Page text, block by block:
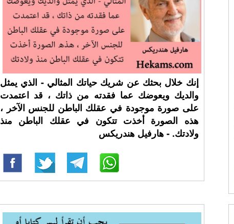
إنك خلال بحثك عن شريك حياتك المثالي - الذي يمثل
والديك ويعوضك عما فقدته من ذاتك ، قد اعتمدت
على صورة موجودة في عقلك الباطن للجنس الآخر ،
هذه الصورة أخذت تتكون في عقلك الباطن منذ
ولادتك. - هارفيل هندريكس